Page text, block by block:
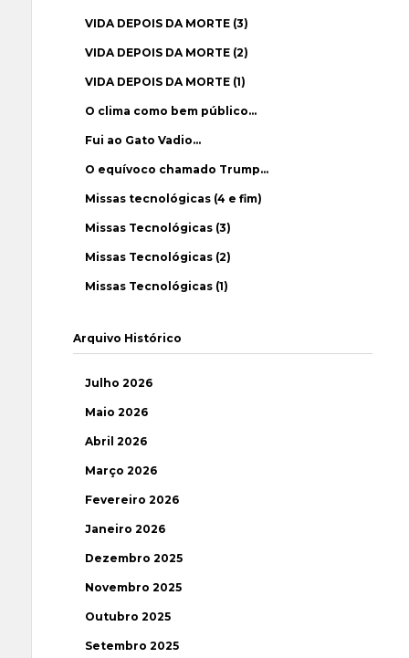
VIDA DEPOIS DA MORTE (3)
VIDA DEPOIS DA MORTE (2)
VIDA DEPOIS DA MORTE (1)
O clima como bem público…
Fui ao Gato Vadio…
O equívoco chamado Trump…
Missas tecnológicas (4 e fim)
Missas Tecnológicas (3)
Missas Tecnológicas (2)
Missas Tecnológicas (1)
Arquivo Histórico
Julho 2026
Maio 2026
Abril 2026
Março 2026
Fevereiro 2026
Janeiro 2026
Dezembro 2025
Novembro 2025
Outubro 2025
Setembro 2025